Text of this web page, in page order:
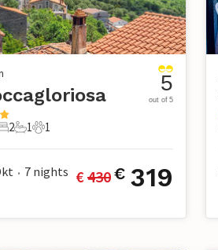
Schlafzimmer
2
1 Badezimmer
1
1 Haustier
1
5
out of 5
• 7 nights € 430€ 319